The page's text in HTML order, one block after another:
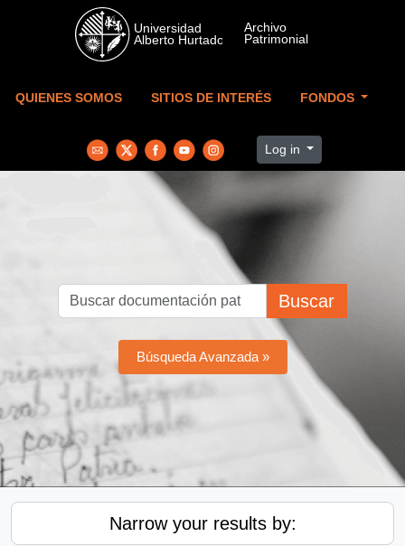
Skip to main content
QUIENES SOMOS SITIOS DE INTERÉS FONDOS
Log in
Buscar
Búsqueda Avanzada »
Narrow your results by: